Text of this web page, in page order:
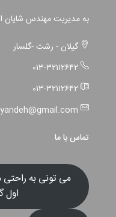
به مدیریت مهندس شایان
گیلان - رشت -گلسار
۰۱۳-۳۲۱۱۲۶۴۲
۰۱۳-۳۲۱۱۲۶۴۲
تماس با ما
می تونی به
اول